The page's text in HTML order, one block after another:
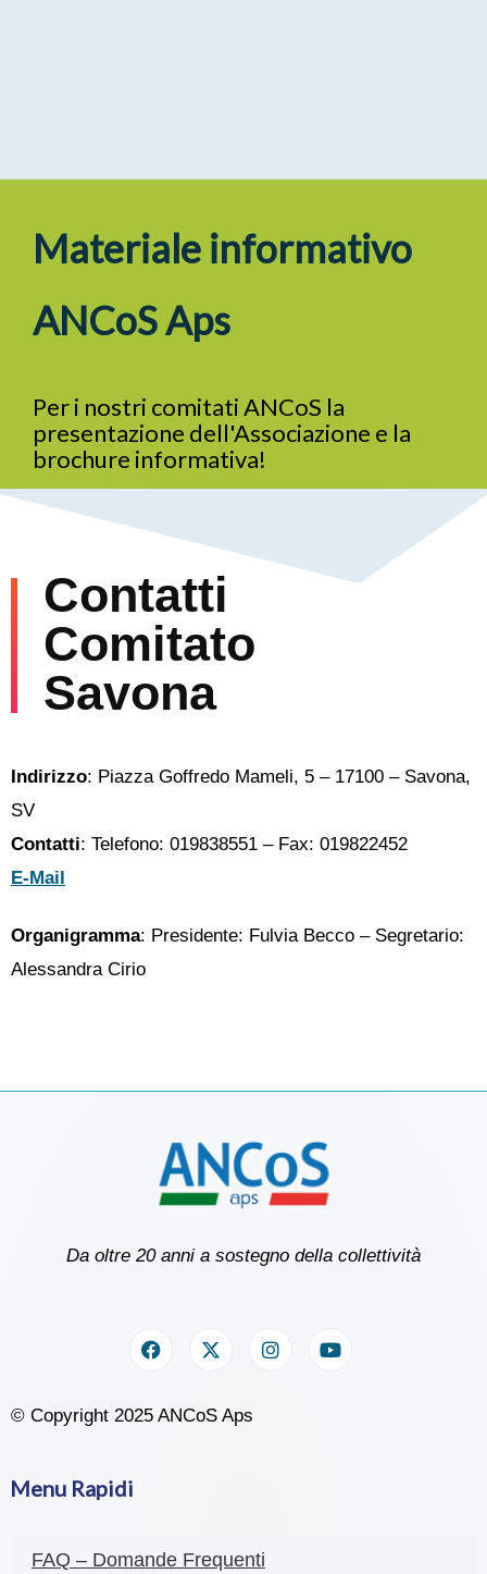
Materiale informativo
ANCoS Aps
Per i nostri comitati ANCoS la
presentazione dell'Associazione e la
brochure informativa!
SCARICA ORA IL MATERIALE GRATUITO
Contatti
Comitato
Savona
Indirizzo: Piazza Goffredo Mameli, 5 – 17100 – Savona,
SV
Contatti: Telefono: 019838551 – Fax: 019822452
E-Mail
Organigramma: Presidente: Fulvia Becco – Segretario:
Alessandra Cirio
Da oltre 20 anni a sostegno della collettività
© Copyright 2025 ANCoS Aps
Menu Rapidi
FAQ – Domande Frequenti